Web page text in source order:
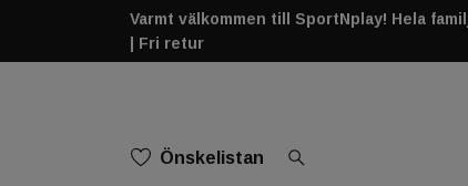
Varmt välkommen till SportNplay! Hela
| Fri retur
Önskelistan